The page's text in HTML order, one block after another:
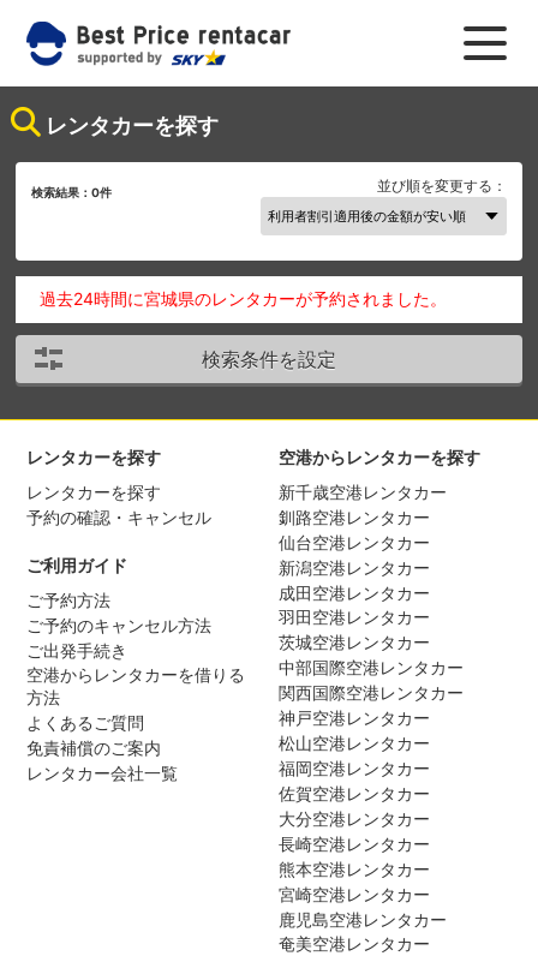
レンタカーを探す
検索結果：0件 並び順を変更する：
過去24時間に宮城県のレンタカーが予約されました。
検索条件を設定
レンタカーを探す
レンタカーを探す
予約の確認・キャンセル
ご利用ガイド
ご予約方法
ご予約のキャンセル方法
ご出発手続き
空港からレンタカーを借りる
方法
よくあるご質問
免責補償のご案内
レンタカー会社一覧
空港からレンタカーを探す
新千歳空港レンタカー
釧路空港レンタカー
仙台空港レンタカー
新潟空港レンタカー
成田空港レンタカー
羽田空港レンタカー
茨城空港レンタカー
中部国際空港レンタカー
関西国際空港レンタカー
神戸空港レンタカー
松山空港レンタカー
福岡空港レンタカー
佐賀空港レンタカー
大分空港レンタカー
長崎空港レンタカー
熊本空港レンタカー
宮崎空港レンタカー
鹿児島空港レンタカー
奄美空港レンタカー